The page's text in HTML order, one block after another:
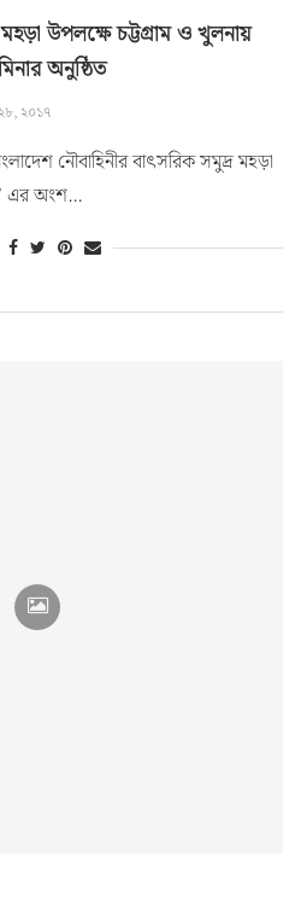
উপলক্ষে চট্টগ্রাম ও খুলনায়
অনুষ্ঠিত
২০১৭
নৌবাহিনীর বাৎসরিক সমুদ্র মহড়া
এর অংশ…